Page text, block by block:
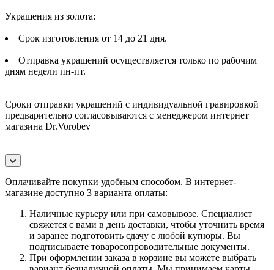
Украшения из золота:
Срок изготовления от 14 до 21 дня.
Отправка украшений осуществляется только по рабочим
дням недели пн-пт.
Сроки отправки украшений с индивидуальной гравировкой
предварительно согласовываются с менеджером интернет
магазина Dr.Vorobev
Оплачивайте покупки удобным способом. В интернет-
магазине доступно 3 варианта оплаты:
Наличные курьеру или при самовывозе. Специалист
свяжется с вами в день доставки, чтобы уточнить время
и заранее подготовить сдачу с любой купюры. Вы
подписываете товаросопроводительные документы.
При оформлении заказа в корзине вы можете выбрать